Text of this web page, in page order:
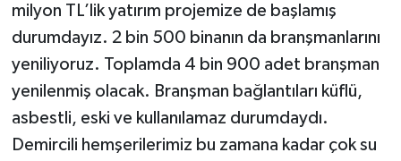
milyon TL’lik yatırım projemize de başlamış
durumdayız. 2 bin 500 binanın da branşmanlarını
yeniliyoruz. Toplamda 4 bin 900 adet branşman
yenilenmiş olacak. Branşman bağlantıları küflü,
asbestli, eski ve kullanılamaz durumdaydı.
Demircili hemşerilerimiz bu zamana kadar çok su